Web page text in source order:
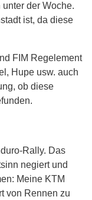
der Woche.
ist, da diese
FIM Regelement
Hupe usw. auch
ob diese
Rally. Das
negiert und
Meine KTM
von Rennen zu